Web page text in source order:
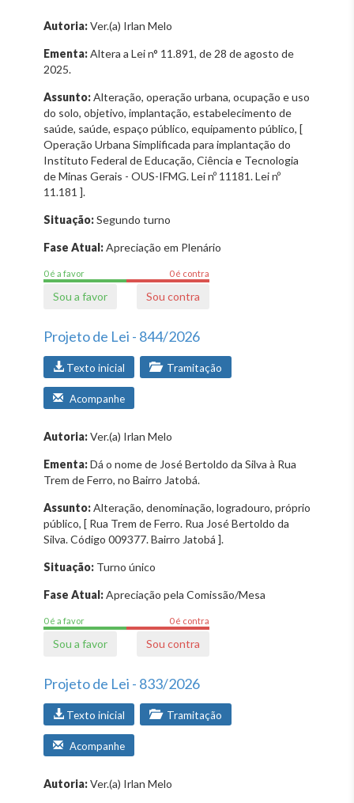
Autoria:Ver.(a) Irlan Melo
Ementa:Altera a Lei n° 11.891, de 28 de agosto de
2025.
Assunto:Alteração, operação urbana, ocupação e uso
do solo, objetivo, implantação, estabelecimento de
saúde, saúde, espaço público, equipamento público, [
Operação Urbana Simplificada para implantação do
Instituto Federal de Educação, Ciência e Tecnologia
de Minas Gerais - OUS-IFMG. Lei nº 11181. Lei nº
11.181 ].
Situação:Segundo turno
Fase Atual:Apreciação em Plenário
0 é a favor 0 é contra
Sou a favor Sou contra
Projeto de Lei - 844/2026
Texto inicial Tramitação
Acompanhe
Autoria:Ver.(a) Irlan Melo
Ementa:Dá o nome de José Bertoldo da Silva à Rua
Trem de Ferro, no Bairro Jatobá.
Assunto:Alteração, denominação, logradouro, próprio
público, [ Rua Trem de Ferro. Rua José Bertoldo da
Silva. Código 009377. Bairro Jatobá ].
Situação: Turno único
Fase Atual:Apreciação pela Comissão/Mesa
0 é a favor 0 é contra
Sou a favor Sou contra
Projeto de Lei - 833/2026
Texto inicial Tramitação
Acompanhe
Autoria:Ver.(a) Irlan Melo